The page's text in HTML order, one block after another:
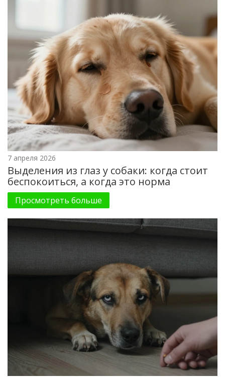
7 апреля 2026
Выделения из глаз у собаки: когда стоит
беспокоиться, а когда это норма
Просмотреть больше